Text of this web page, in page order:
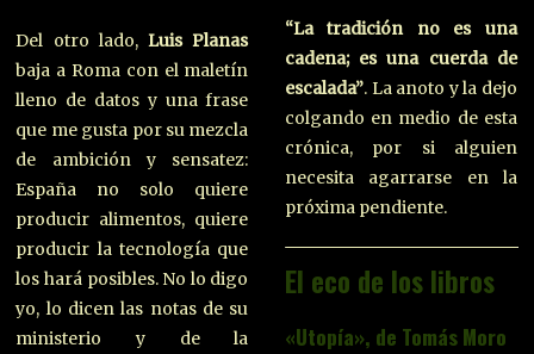
Del otro lado,Luis Planas
baja a Roma con el maletín
lleno de datos y una frase
que me gusta por su mezcla
de ambición y sensatez:
España no solo quiere
producir alimentos, quiere
producir la tecnología que
los hará posibles. No lo digo
yo, lo dicen las notas de su
ministerio y de la
“La tradición no es una
cadena; es una cuerda de
escalada”. La anoto y la dejo
colgando en medio de esta
crónica, por si alguien
necesita agarrarse en la
próxima pendiente.
El eco de los libros
«Utopía», de Tomás Moro